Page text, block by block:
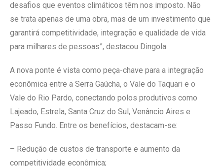
desafios que eventos climáticos têm nos imposto. Não
se trata apenas de uma obra, mas de um investimento que
garantirá competitividade, integração e qualidade de vida
para milhares de pessoas”, destacou Dingola.
A nova ponte é vista como peça-chave para a integração
econômica entre a Serra Gaúcha, o Vale do Taquari e o
Vale do Rio Pardo, conectando polos produtivos como
Lajeado, Estrela, Santa Cruz do Sul, Venâncio Aires e
Passo Fundo. Entre os benefícios, destacam-se:
– Redução de custos de transporte e aumento da
competitividade econômica;